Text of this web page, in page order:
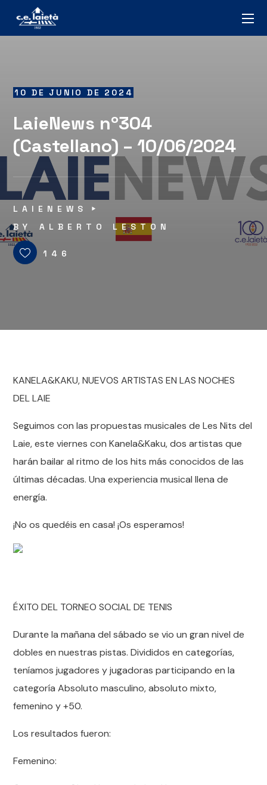
10 DE JUNIO DE 2024
LaieNews nº304
(Castellano) – 10/06/2024
LAIENEWS
BY ALBERTO LESTON
146
KANELA&KAKU, NUEVOS ARTISTAS EN LAS NOCHES
DEL LAIE
Seguimos con las propuestas musicales de Les Nits del
Laie, este viernes con Kanela&Kaku, dos artistas que
harán bailar al ritmo de los hits más conocidos de las
últimas décadas. Una experiencia musical llena de
energía.
¡No os quedéis en casa! ¡Os esperamos!
ÉXITO DEL TORNEO SOCIAL DE TENIS
Durante la mañana del sábado se vio un gran nivel de
dobles en nuestras pistas. Divididos en categorías,
teníamos jugadores y jugadoras participando en la
categoría Absoluto masculino, absoluto mixto,
femenino y +50.
Los resultados fueron:
Femenino: